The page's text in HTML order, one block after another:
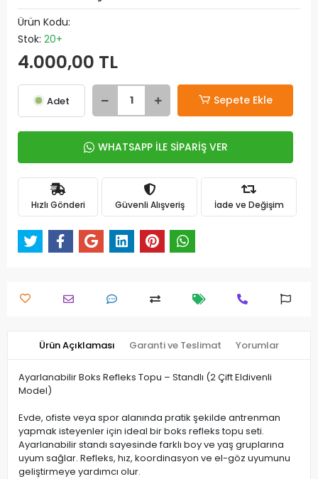
Ürün Kodu:
Stok: 20+
4.000,00 TL
Adet Sepete Ekle
WHATSAPP İLE SİPARİŞ VER
Hızlı Gönderi Güvenli Alışveriş İade ve Değişim
Ürün Açıklaması Garanti ve Teslimat Yorumlar
Ayarlanabilir Boks Refleks Topu – Standlı (2 Çift Eldivenli
Model)
Evde, ofiste veya spor alanında pratik şekilde antrenman
yapmak isteyenler için ideal bir boks refleks topu seti.
Ayarlanabilir standı sayesinde farklı boy ve yaş gruplarına
uyum sağlar. Refleks, hız, koordinasyon ve el-göz uyumunu
geliştirmeye yardımcı olur.